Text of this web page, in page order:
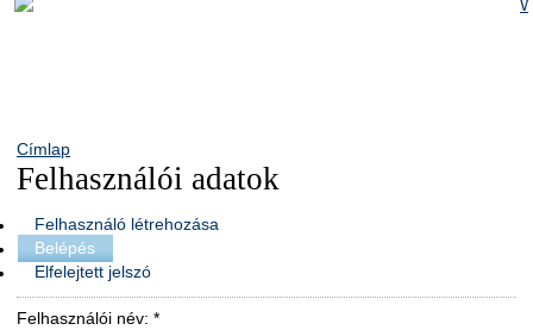
Címlap
Felhasználói adatok
Felhasználó létrehozása
Belépés
Elfelejtett jelszó
Felhasználói név: *